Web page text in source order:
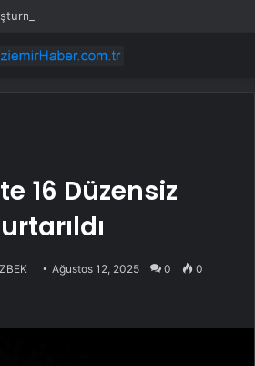
16 Düzensiz
Ağustos 12, 2025 0 0